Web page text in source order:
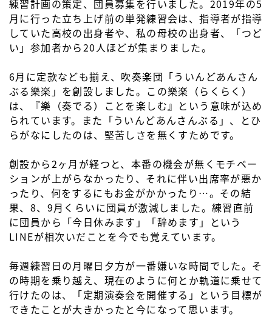
練習計画の策定、団員募集を行いました。2019年の5
月に行った立ち上げ前の単発練習会は、指導者が指導
していた高校の出身者や、私の母校の出身者、「つど
い」参加者から20人ほどが集まりました。
6月に定款なども揃え、吹奏楽団「ういんどあんさん
ぶる樂楽」を創設しました。この樂楽（らくらく）
は、『樂（奏でる）ことを楽しむ』という意味が込め
られています。また「ういんどあんさんぶる」、とひ
らがなにしたのは、堅苦しさを無くすためです。
創設から2ヶ月が経つと、本番の機会が無くモチベー
ションが上がらなかったり、それに伴い出席率が悪か
ったり、何をするにもお金がかかったり…。その結
果、8、9月くらいに団員が激減しました。練習直前
に団員から「今日休みます」「辞めます」という
LINEが相次いだことを今でも覚えています。
毎週練習日の月曜日夕方が一番嫌いな時間でした。そ
の時期を乗り越え、現在のように何とか軌道に乗せて
行けたのは、「定期演奏会を開催する」という目標が
できたことが大きかったと今になって思います。